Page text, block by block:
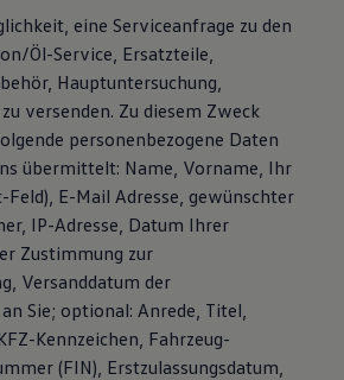
eine Serviceanfrage zu den
Öl-Service, Ersatzteile,
Hauptuntersuchung,
versenden. Zu diesem Zweck
personenbezogene Daten
übermittelt: Name, Vorname, Ihr
E-Mail Adresse, gewünschter
IP-Adresse, Datum Ihrer
Zustimmung zur
Versanddatum der
Sie; optional: Anrede, Titel,
Kennzeichen, Fahrzeug-
(FIN), Erstzulassungsdatum,